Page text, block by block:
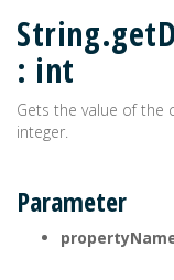
: int
Gets the value of the
integer.
Parameter